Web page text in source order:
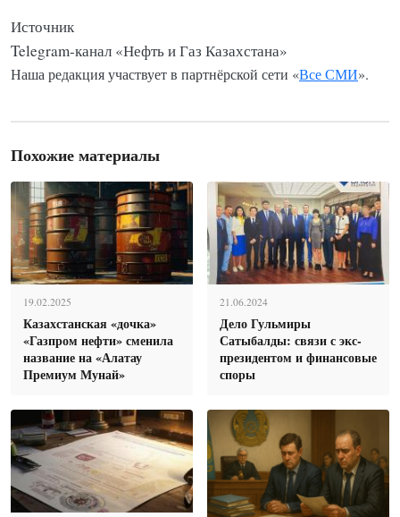
Источник
Telegram-канал «Нефть и Газ Казахстана»
Наша редакция участвует в партнёрской сети «Все СМИ».
Похожие материалы
19.02.2025
Казахстанская «дочка»
«Газпром нефти» сменила
название на «Алатау
Премиум Мунай»
21.06.2024
Дело Гульмиры
Сатыбалды: связи с экс-
президентом и финансовые
споры